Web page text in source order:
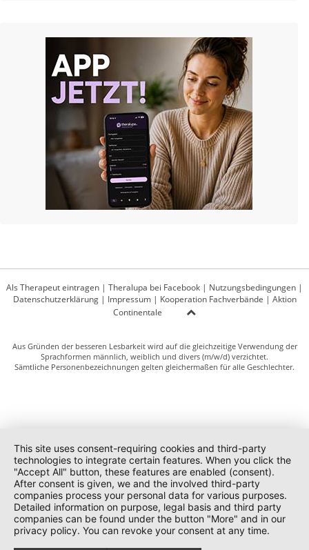
Als Therapeut eintragen | Theralupa bei Facebook | Nutzungsbedingungen |
Datenschutzerklärung| Impressum| Kooperation Fachverbände | Aktion
Continentale
Aus Gründen der besseren Lesbarkeit wird auf die gleichzeitige Verwendung der
Sprachformen männlich, weiblich und divers (m/w/d) verzichtet.
Sämtliche Personenbezeichnungen gelten gleichermaßen für alle Geschlechter.
This site uses consent-requiring cookies and third-party
technologies to integrate certain features. When you click the
"Accept All" button, these features are enabled (consent).
After consent is given, we and the involved third-party
companies process your personal data for various purposes.
Detailed information on purpose, legal basis and third party
companies can be found under the button "More" and in our
privacy policy. You can revoke your consent at any time.